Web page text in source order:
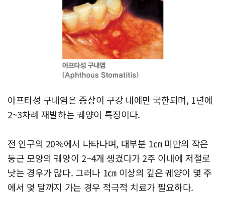
아프타성 구내염은 증상이 구강 내에만 국한되며, 1년에
2~3차례 재발하는 궤양이 특징이다.
전 인구의 20%에서 나타나며, 대부분 1㎝ 미만의 작은
둥근 모양의 궤양이 2~4개 생겼다가 2주 이내에 저절로
낫는 경우가 많다. 그러나 1㎝ 이상의 깊은 궤양이 몇 주
에서 몇 달까지 가는 경우 적극적 치료가 필요하다.